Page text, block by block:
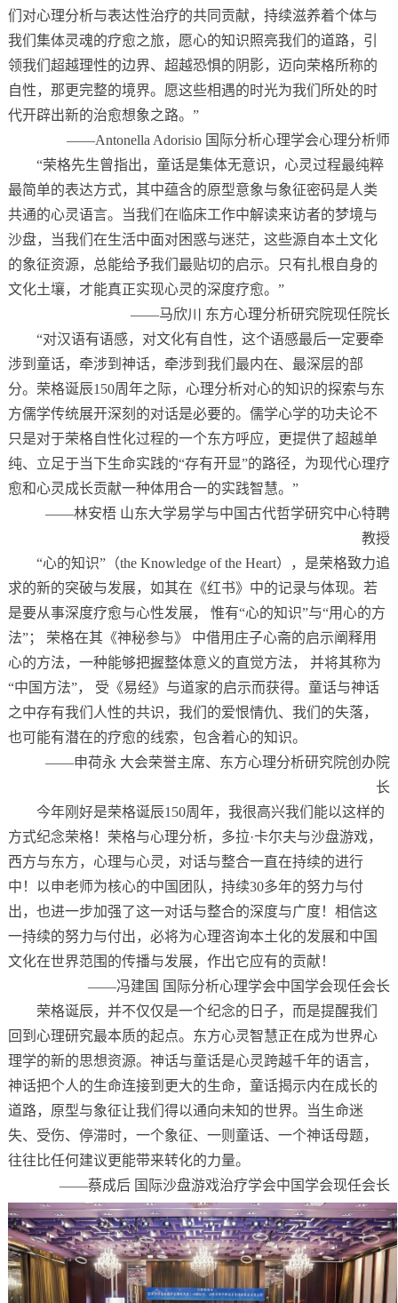
们对心理分析与表达性治疗的共同贡献，持续滋养着个体与
我们集体灵魂的疗愈之旅，愿心的知识照亮我们的道路，引
领我们超越理性的边界、超越恐惧的阴影，迈向荣格所称的
自性，那更完整的境界。愿这些相遇的时光为我们所处的时
代开辟出新的治愈想象之路。”
——Antonella Adorisio 国际分析心理学会心理分析师
“荣格先生曾指出，童话是集体无意识，心灵过程最纯粹
最简单的表达方式，其中蕴含的原型意象与象征密码是人类
共通的心灵语言。当我们在临床工作中解读来访者的梦境与
沙盘，当我们在生活中面对困惑与迷茫，这些源自本土文化
的象征资源，总能给予我们最贴切的启示。只有扎根自身的
文化土壤，才能真正实现心灵的深度疗愈。”
——马欣川 东方心理分析研究院现任院长
“对汉语有语感，对文化有自性，这个语感最后一定要牵
涉到童话，牵涉到神话，牵涉到我们最内在、最深层的部
分。荣格诞辰150周年之际，心理分析对心的知识的探索与东
方儒学传统展开深刻的对话是必要的。儒学心学的功夫论不
只是对于荣格自性化过程的一个东方呼应，更提供了超越单
纯、立足于当下生命实践的“存有开显”的路径，为现代心理疗
愈和心灵成长贡献一种体用合一的实践智慧。”
——林安梧 山东大学易学与中国古代哲学研究中心特聘
教授
“心的知识”（the Knowledge of the Heart），是荣格致力追
求的新的突破与发展，如其在《红书》中的记录与体现。若
是要从事深度疗愈与心性发展， 惟有“心的知识”与“用心的方
法”； 荣格在其《神秘参与》 中借用庄子心斋的启示阐释用
心的方法，一种能够把握整体意义的直觉方法， 并将其称为
“中国方法”， 受《易经》与道家的启示而获得。童话与神话
之中存有我们人性的共识，我们的爱恨情仇、我们的失落，
也可能有潜在的疗愈的线索，包含着心的知识。
——申荷永 大会荣誉主席、东方心理分析研究院创办院
长
今年刚好是荣格诞辰150周年，我很高兴我们能以这样的
方式纪念荣格！荣格与心理分析，多拉·卡尔夫与沙盘游戏，
西方与东方，心理与心灵，对话与整合一直在持续的进行
中！以申老师为核心的中国团队，持续30多年的努力与付
出，也进一步加强了这一对话与整合的深度与广度！相信这
一持续的努力与付出，必将为心理咨询本土化的发展和中国
文化在世界范围的传播与发展，作出它应有的贡献！
——冯建国 国际分析心理学会中国学会现任会长
荣格诞辰，并不仅仅是一个纪念的日子，而是提醒我们
回到心理研究最本质的起点。东方心灵智慧正在成为世界心
理学的新的思想资源。神话与童话是心灵跨越千年的语言，
神话把个人的生命连接到更大的生命，童话揭示内在成长的
道路，原型与象征让我们得以通向未知的世界。当生命迷
失、受伤、停滞时，一个象征、一则童话、一个神话母题，
往往比任何建议更能带来转化的力量。
——蔡成后 国际沙盘游戏治疗学会中国学会现任会长